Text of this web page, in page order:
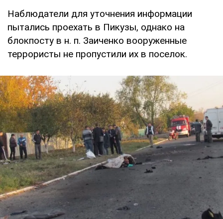
Наблюдатели для уточнения информации
пытались проехать в Пикузы, однако на
блокпосту в н. п. Заиченко вооруженные
террористы не пропустили их в поселок.